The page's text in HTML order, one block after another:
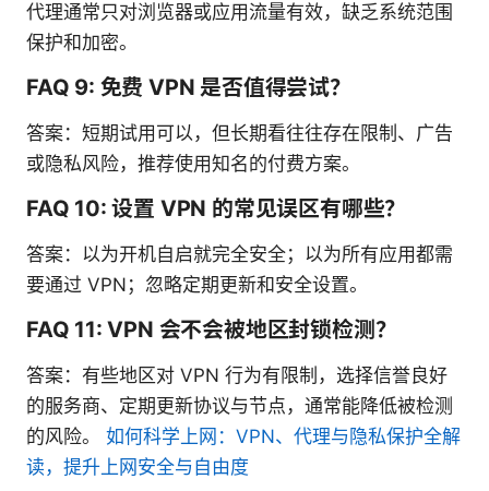
代理通常只对浏览器或应用流量有效，缺乏系统范围
保护和加密。
FAQ 9: 免费 VPN 是否值得尝试？
答案：短期试用可以，但长期看往往存在限制、广告
或隐私风险，推荐使用知名的付费方案。
FAQ 10: 设置 VPN 的常见误区有哪些？
答案：以为开机自启就完全安全；以为所有应用都需
要通过 VPN；忽略定期更新和安全设置。
FAQ 11: VPN 会不会被地区封锁检测？
答案：有些地区对 VPN 行为有限制，选择信誉良好
的服务商、定期更新协议与节点，通常能降低被检测
的风险。 如何科学上网：VPN、代理与隐私保护全解
读，提升上网安全与自由度